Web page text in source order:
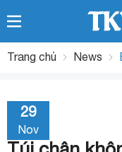
Trang chủ News
29
Nov